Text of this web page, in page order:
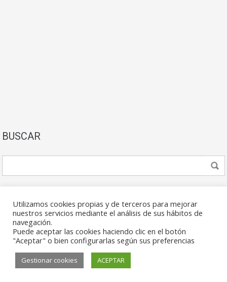
BUSCAR
© 2026. Todos los derechos reservados.
Utilizamos cookies propias y de terceros para mejorar
nuestros servicios mediante el análisis de sus hábitos de
navegación.
Puede aceptar las cookies haciendo clic en el botón
"Aceptar" o bien configurarlas según sus preferencias
Gestionar cookies ACEPTAR